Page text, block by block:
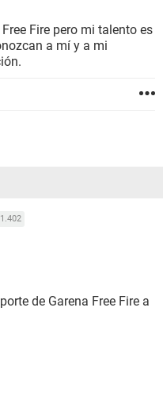
Fire pero mi talento es
a mí y a mi
de Garena Free Fire a